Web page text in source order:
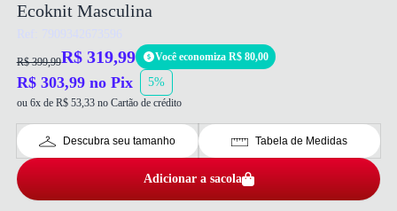
Ecoknit Masculina
Ref: 7909342673596
R$ 399,99R$ 319,99 Você economiza R$ 80,00
R$ 303,99 no Pix 5%
ou 6x de R$ 53,33 no Cartão de crédito
Descubra seu tamanho Tabela de Medidas
Adicionar a sacola